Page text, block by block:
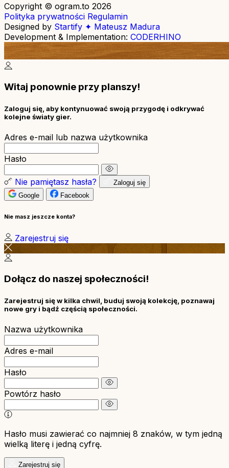
Copyright © ogram.to 2026
Polityka prywatności Regulamin
Designed by Startify ✦ Mateusz Madura
Development & Implementation: CODERHINO
Witaj ponownie przy planszy!
Zaloguj się, aby kontynuować swoją przygodę i odkrywać
kolejne światy gier.
Adres e-mail lub nazwa użytkownika
Hasło
Nie pamiętasz hasła?
Zaloguj się
Google
Facebook
Nie masz jeszcze konta?
Zarejestruj się
Dołącz do naszej społeczności!
Zarejestruj się w kilka chwil, buduj swoją kolekcję, poznawaj
nowe gry i bądź częścią społeczności.
Nazwa użytkownika
Adres e-mail
Hasło
Powtórz hasło
Hasło musi zawierać co najmniej 8 znaków, w tym jedną
wielką literę i jedną cyfrę.
Zarejestruj się